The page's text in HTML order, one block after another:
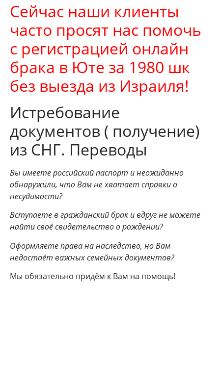
Сейчас наши клиенты
часто просят нас помочь
с регистрацией онлайн
брака в Юте за 1980 шк
без выезда из Израиля!
Истребование
документов ( получение)
из СНГ. Переводы
Вы имеете российский паспорт и неожиданно
обнаружили, что Вам не хватает справки о
несудимости?
Вступаете в гражданский брак и вдруг не можете
найти своё свидетельство о рождении?
Оформляете права на наследство, но Вам
недостаёт важных семейных документов?
Мы обязательно придём к Вам на помощь!